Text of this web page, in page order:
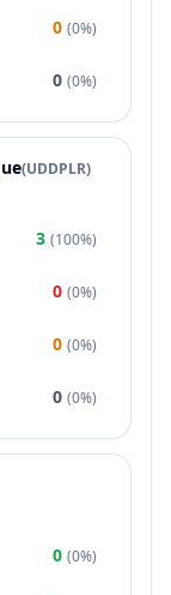
0 (0%)
0 (0%)
(UDDPLR)
3 (100%)
0 (0%)
0 (0%)
0 (0%)
0 (0%)